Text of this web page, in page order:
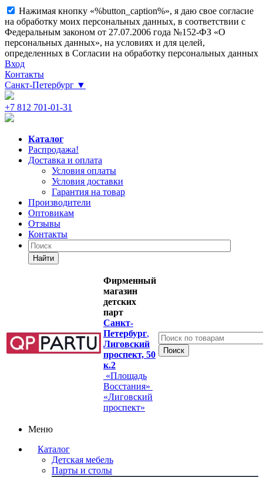
Нажимая кнопку «%button_caption%», я даю свое согласие
на обработку моих персональных данных, в соответствии с
Федеральным законом от 27.07.2006 года №152-ФЗ «О
персональных данных», на условиях и для целей,
определенных в Согласии на обработку персональных данных
Вход
Контакты
Санкт-Петербург ▼
+7 812 701-01-31
Каталог
Распродажа!
Доставка и оплата
Условия оплаты
Условия доставки
Гарантия на товар
Производители
Оптовикам
Отзывы
Контакты
Найти
Фирменный
магазин
детских
парт
Санкт-
Петербург,
Лиговский
проспект, 50
к.2
«Площадь
Восстания»
«Лиговский
проспект»
Меню
Каталог
Детская мебель
Парты и столы